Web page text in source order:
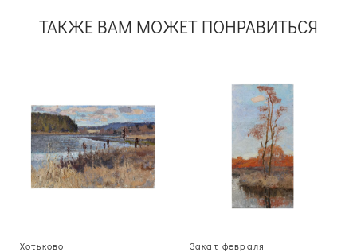
ТАКЖЕ ВАМ МОЖЕТ ПОНРАВИТЬСЯ
Хотьково Закат февраля